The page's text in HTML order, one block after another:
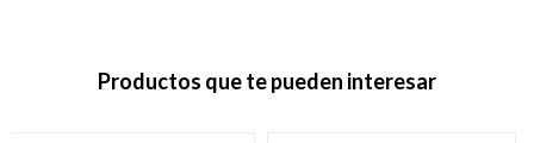
Productos que te pueden interesar